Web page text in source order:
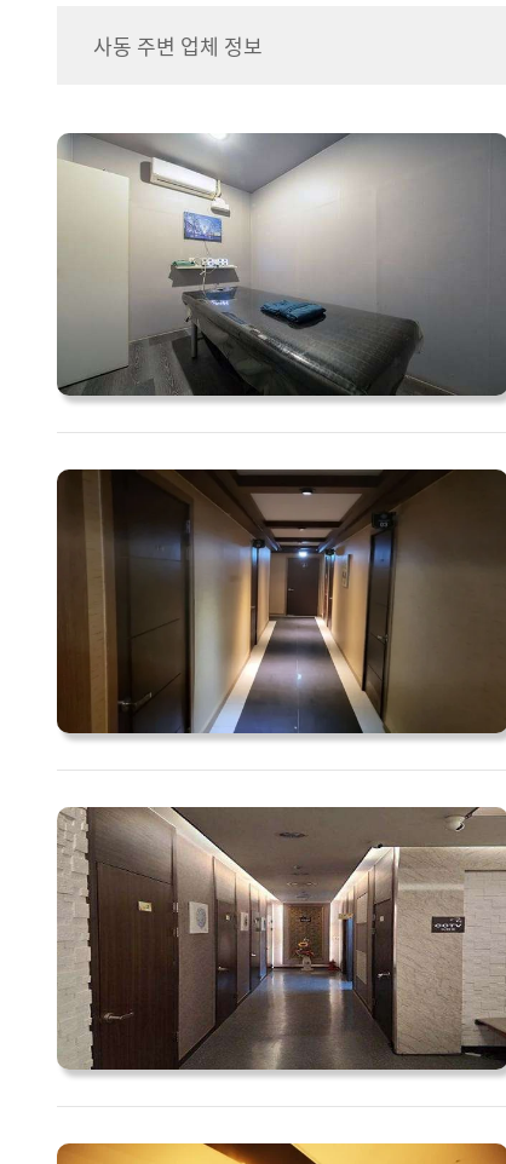
사동 주변 업체 정보